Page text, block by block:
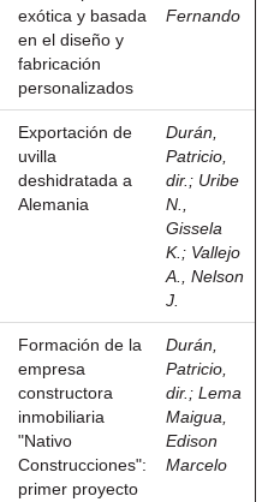
exótica y basada
en el diseño y
fabricación
personalizados
Fernando
Exportación de
uvilla
deshidratada a
Alemania
Durán,
Patricio,
dir. ; Uribe
N.,
Gissela
K. ; Vallejo
A., Nelson
J.
Formación de la
empresa
constructora
inmobiliaria
"Nativo
Construcciones":
primer proyecto
Durán,
Patricio,
dir. ; Lema
Maigua,
Edison
Marcelo